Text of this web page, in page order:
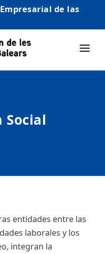
de las
Social
entidades entre las
laborales y los
integran la